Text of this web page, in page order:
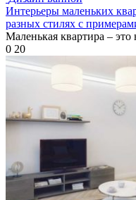
Интерьеры маленьких
разных стилях с
Маленькая квартира – это
0 20